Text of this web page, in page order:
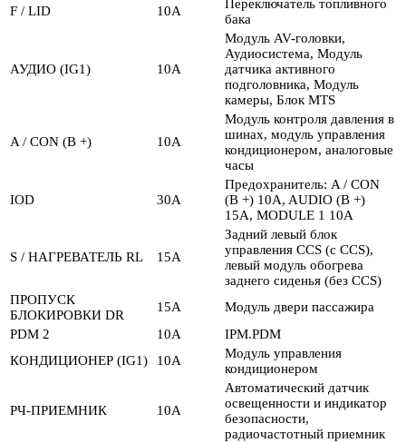
F / LID
10А
Переключатель топливного
бака
АУДИО (IG1) 10А
Модуль AV-головки,
Аудиосистема, Модуль
датчика активного
подголовника, Модуль
камеры, Блок MTS
A / CON (B +) 10А
Модуль контроля давления в
шинах, модуль управления
кондиционером, аналоговые
часы
IOD 30А
Предохранитель: A / CON
(B +) 10A, AUDIO (B +)
15A, MODULE 1 10A
S / НАГРЕВАТЕЛЬ RL 15А
Задний левый блок
управления CCS (с CCS),
левый модуль обогрева
заднего сиденья (без CCS)
ПРОПУСК
БЛОКИРОВКИ DR
15А
Модуль двери пассажира
PDM 2
10А
IPM.PDM
КОНДИЦИОНЕР (IG1)
10А
Модуль управления
кондиционером
РЧ-ПРИЕМНИК 10А
Автоматический датчик
освещенности и индикатор
безопасности,
радиочастотный приемник